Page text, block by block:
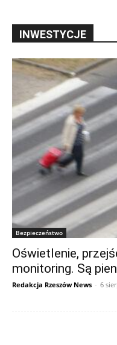
INWESTYCJE
Bezpieczeństwo
Oświetlenie,
monitoring. Są
Redakcja Rzeszów News - 6